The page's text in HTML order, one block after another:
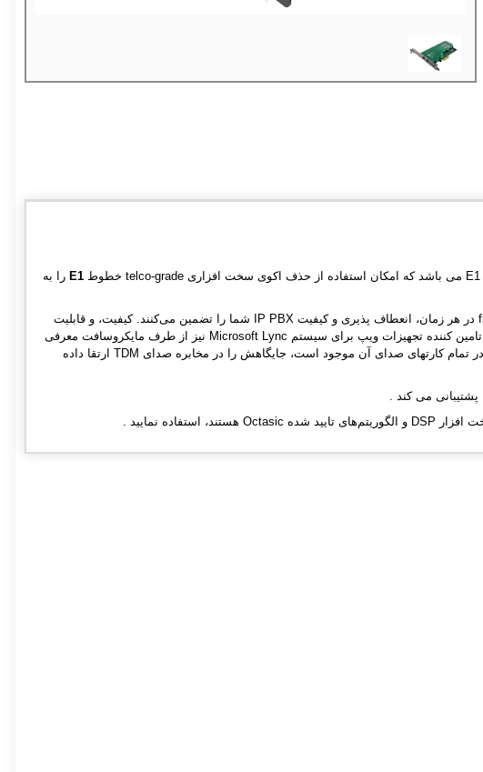
E1 را به
سخت افزارهای سنگوما - Sangoma با صدای بهينه شده بدلیل امکان بروز رسانی firmware در هر زمان، انعطاف پذیری و کیفیت IP PBX شما را تضمین می‌کنند. کيفيت، و قابليت
اطمينان Sangoma نه تنها در پلتفرم های open source شناخته شده است بلکه بعنوان یک تامین کننده تجهیزات ویپ برای سیستم Microsoft Lync نیز از طرف مایکروسافت معرفی
شده است. Sangoma با DSP حذف اکوی سخت افزاری on-board و Telco-grade خود که در تمام کارتهای صدای آن موجود است، جايگاهش را در مخابره صدای TDM ارتقا داده